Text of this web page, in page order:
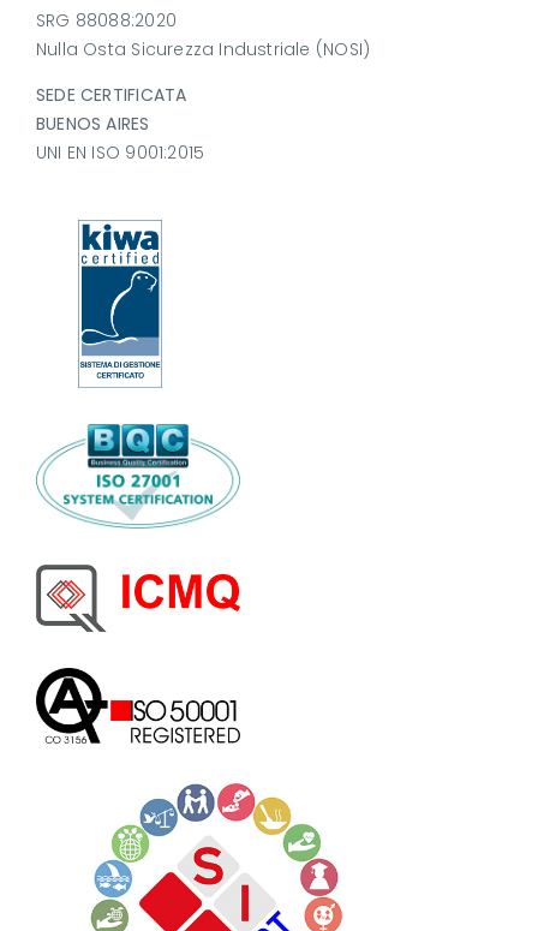
SRG 88088:2020
Nulla Osta Sicurezza Industriale (NOSI)
SEDE CERTIFICATA
BUENOS AIRES
UNI EN ISO 9001:2015